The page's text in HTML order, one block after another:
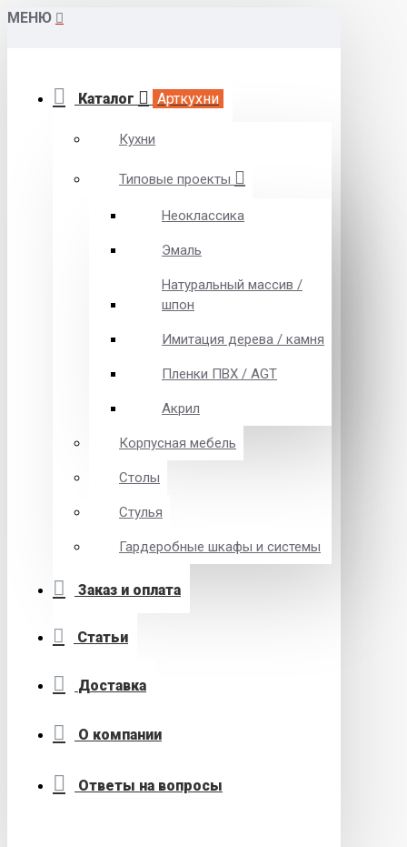
МЕНЮ
Каталог Арткухни
Кухни
Типовые проекты
Неоклассика
Эмаль
Натуральный массив /
шпон
Имитация дерева / камня
Пленки ПВХ / AGT
Акрил
Корпусная мебель
Столы
Стулья
Гардеробные шкафы и системы
Заказ и оплата
Статьи
Доставка
О компании
Ответы на вопросы